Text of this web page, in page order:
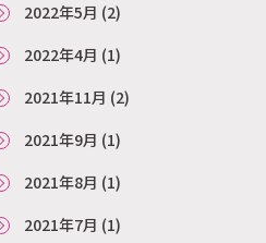
2022年5月 (2)
2022年4月 (1)
2021年11月 (2)
2021年9月 (1)
2021年8月 (1)
2021年7月 (1)